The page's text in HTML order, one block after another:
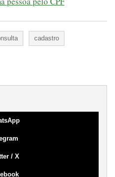
cadastro
/ X